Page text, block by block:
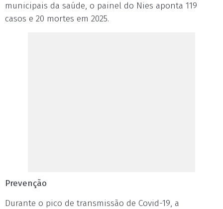
municipais da saúde, o painel do Nies aponta 119
casos e 20 mortes em 2025.
Prevenção
Durante o pico de transmissão de Covid-19, a